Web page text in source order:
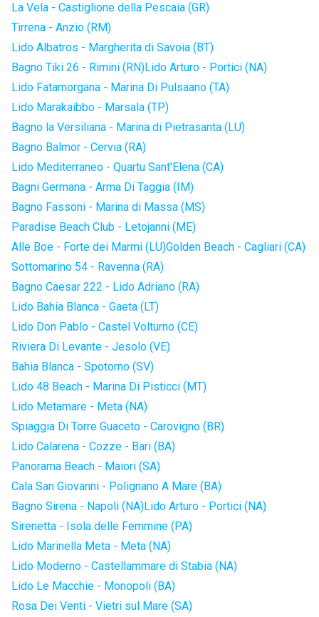
La Vela - Castiglione della Pescaia (GR)
Tirrena - Anzio (RM)
Lido Albatros - Margherita di Savoia (BT)
Bagno Tiki 26 - Rimini (RN)Lido Arturo - Portici (NA)
Lido Fatamorgana - Marina Di Pulsaano (TA)
Lido Marakaibbo - Marsala (TP)
Bagno la Versiliana - Marina di Pietrasanta (LU)
Bagno Balmor - Cervia (RA)
Lido Mediterraneo - Quartu Sant'Elena (CA)
Bagni Germana - Arma Di Taggia (IM)
Bagno Fassoni - Marina di Massa (MS)
Paradise Beach Club - Letojanni (ME)
Alle Boe - Forte dei Marmi (LU)Golden Beach - Cagliari (CA)
Sottomarino 54 - Ravenna (RA)
Bagno Caesar 222 - Lido Adriano (RA)
Lido Bahia Blanca - Gaeta (LT)
Lido Don Pablo - Castel Volturno (CE)
Riviera Di Levante - Jesolo (VE)
Bahia Blanca - Spotorno (SV)
Lido 48 Beach - Marina Di Pisticci (MT)
Lido Metamare - Meta (NA)
Spiaggia Di Torre Guaceto - Carovigno (BR)
Lido Calarena - Cozze - Bari (BA)
Panorama Beach - Maiori (SA)
Cala San Giovanni - Polignano A Mare (BA)
Bagno Sirena - Napoli (NA)Lido Arturo - Portici (NA)
Sirenetta - Isola delle Femmine (PA)
Lido Marinella Meta - Meta (NA)
Lido Moderno - Castellammare di Stabia (NA)
Lido Le Macchie - Monopoli (BA)
Rosa Dei Venti - Vietri sul Mare (SA)